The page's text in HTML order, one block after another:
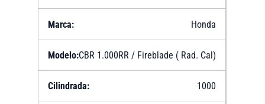
Honda
CBR 1.000RR / Fireblade ( Rad. Cal)
1000